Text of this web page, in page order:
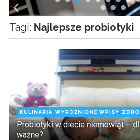
Tagi: Najlepsze probiotyki
KULINARIA WYRÓŻNIONE WPISY
Probiotyki w diecie niemowląt –
ważne?